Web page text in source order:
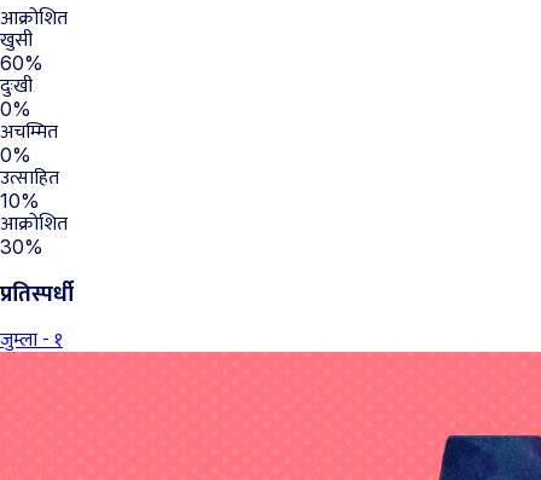
आक्रोशित
खुसी
60%
दुःखी
0%
अचम्मित
0%
उत्साहित
10%
आक्रोशित
30%
प्रतिस्पर्धी
जुम्ला - १